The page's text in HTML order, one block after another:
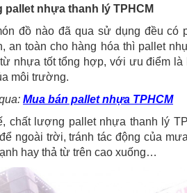
pallet nhựa thanh lý TPHCM
đồ nào đã qua sử dụng đều
an toàn cho hàng hóa thì pallet
nhựa tốt tổng hợp, với ưu điểm
môi trường.
Mua bán pallet nhựa TPHCM
chất lượng pallet nhựa thanh lý
ngoài trời, tránh tác động của
hay thả từ trên cao xuống…